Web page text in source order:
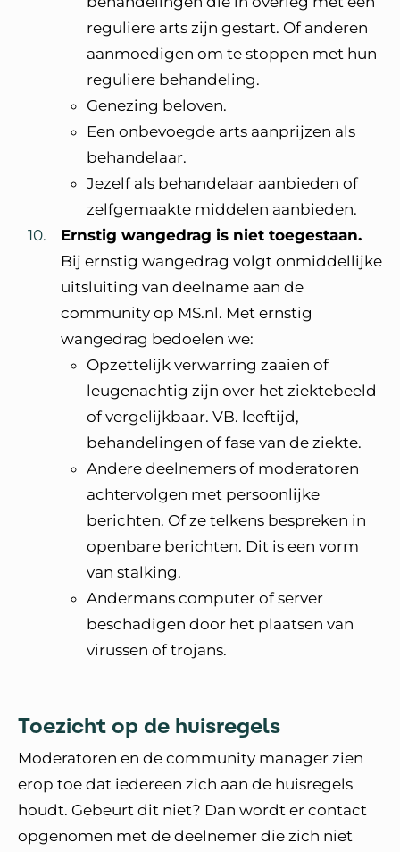
reguliere arts zijn gestart. Of anderen
aanmoedigen om te stoppen met hun
reguliere behandeling.
Genezing beloven.
Een onbevoegde arts aanprijzen als
behandelaar.
Jezelf als behandelaar aanbieden of
zelfgemaakte middelen aanbieden.
Ernstig wangedrag is niet toegestaan.
Bij ernstig wangedrag volgt onmiddellijke
uitsluiting van deelname aan de
community op MS.nl. Met ernstig
wangedrag bedoelen we:
Opzettelijk verwarring zaaien of
leugenachtig zijn over het ziektebeeld
of vergelijkbaar. VB. leeftijd,
behandelingen of fase van de ziekte.
Andere deelnemers of moderatoren
achtervolgen met persoonlijke
berichten. Of ze telkens bespreken in
openbare berichten. Dit is een vorm
van stalking.
Andermans computer of server
beschadigen door het plaatsen van
virussen of trojans.
Toezicht op de huisregels
Moderatoren en de community manager zien
erop toe dat iedereen zich aan de huisregels
houdt. Gebeurt dit niet? Dan wordt er contact
opgenomen met de deelnemer die zich niet